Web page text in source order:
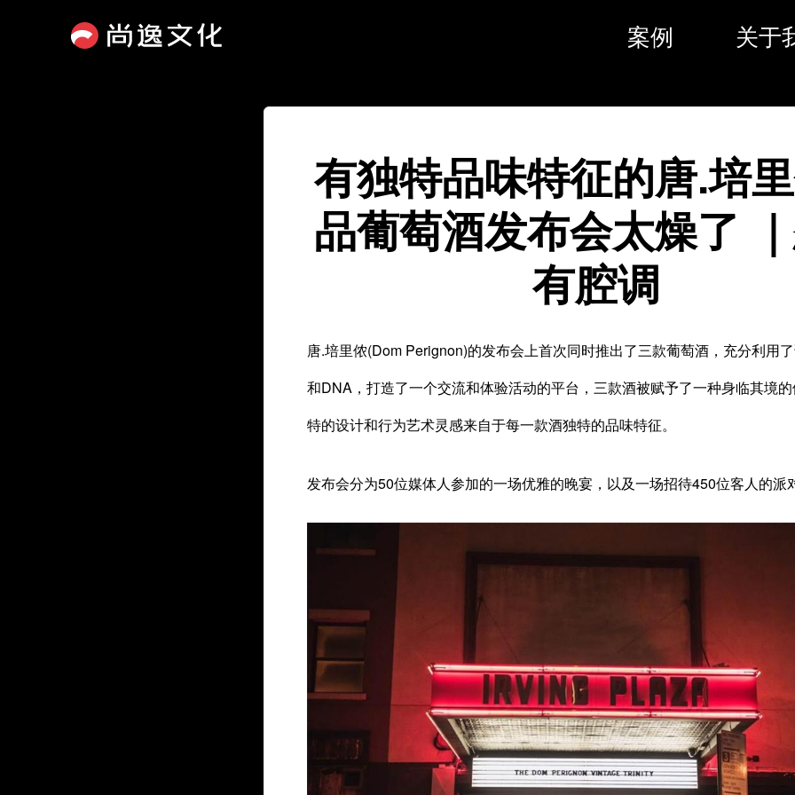
案例 关于
有独特品味特征的唐.培
品葡萄酒发布会太燥了
有腔调
唐.培里侬(Dom Perignon)的发布会上首次同时推出了三款葡萄酒，充分利用
和DNA，打造了一个交流和体验活动的平台，三款酒被赋予了一种身临其境
特的设计和行为艺术灵感来自于每一款酒独特的品味特征。
发布会分为50位媒体人参加的一场优雅的晚宴，以及一场招待450位客人的派